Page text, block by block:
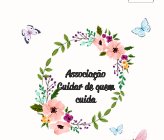
Associação
Cuidar de quem
cuida